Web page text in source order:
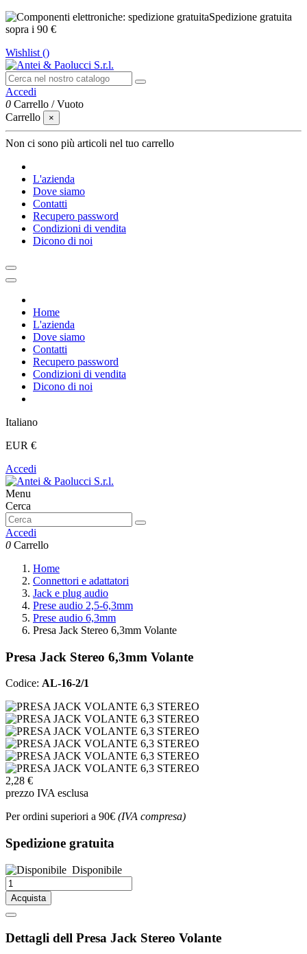
Spedizione gratuita
sopra i 90 €
Wishlist ()
Accedi
0 Carrello /Vuoto
Carrello
×
Non ci sono più articoli nel tuo carrello
L'azienda
Dove siamo
Contatti
Recupero password
Condizioni di vendita
Dicono di noi
Home
L'azienda
Dove siamo
Contatti
Recupero password
Condizioni di vendita
Dicono di noi
Italiano
EUR €
Accedi
Menu
Cerca
Accedi
0 Carrello
Home
Connettori e adattatori
Jack e plug audio
Prese audio 2,5-6,3mm
Prese audio 6,3mm
Presa Jack Stereo 6,3mm Volante
Presa Jack Stereo 6,3mm Volante
Codice: AL-16-2/1
2,28 €
prezzo IVA esclusa
Per ordini superiori a 90€ (IVA compresa)
Spedizione gratuita
Disponibile
Acquista
Dettagli dell Presa Jack Stereo Volante